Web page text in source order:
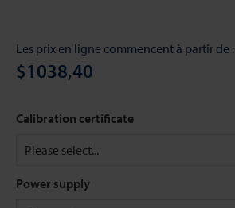
Les prix en ligne commencent à partir de :
$1038,40
Calibration certificate
Power supply